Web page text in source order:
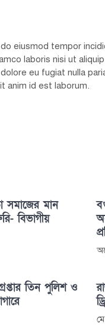
eiusmod tempor
laboris nisi ut
eu fugiat nulla
anim id est laborum.
সমাজের মান
বিভাগীয়
তিন পুলিশ ও